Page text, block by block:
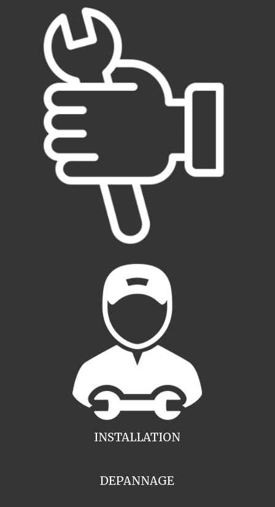
INSTALLATION
DEPANNAGE